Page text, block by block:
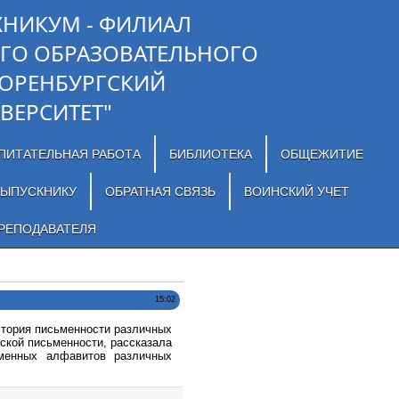
- ФИЛИАЛ
ОБРАЗОВАТЕЛЬНОГО
РАБОТА БИБЛИОТЕКА ОБЩЕЖИТИЕ
ОБРАТНАЯ СВЯЗЬ ВОИНСКИЙ УЧЕТ
15:02
письменности различных
письменности, рассказала
алфавитов различных